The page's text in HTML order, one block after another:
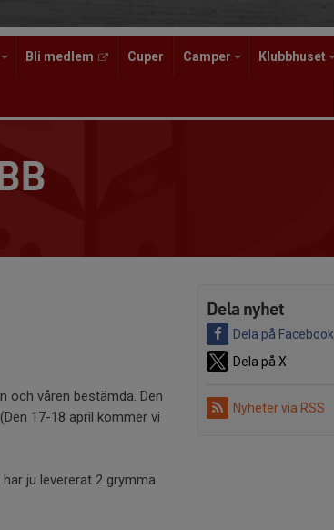
Bli medlem Cuper Camper Klubbhuset
Dela nyhet
Dela på Facebook
Dela på X
Nyheter via RSS
och våren bestämda. Den
17-18 april kommer vi
ju levererat 2 grymma